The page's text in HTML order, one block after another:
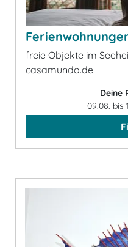
freie Objekte im
casamundo.de
Deine
09.08. bis